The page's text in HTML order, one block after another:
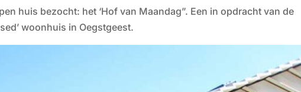
huis bezocht: het ‘Hof van Maandag”. Een in opdracht van de
woonhuis in Oegstgeest.